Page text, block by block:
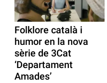
Folklore català i
humor en la nova
sèrie de 3Cat
‘Departament
Amades’